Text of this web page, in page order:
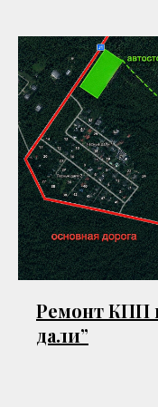
Ремонт КПП
дали”